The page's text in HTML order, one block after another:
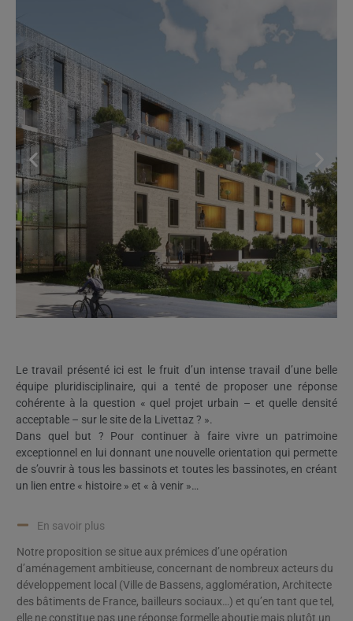
Le travail présenté ici est le fruit d’un intense travail d’une belle
équipe pluridisciplinaire, qui a tenté de proposer une réponse
cohérente à la question « quel projet urbain – et quelle densité
acceptable – sur le site de la Livettaz ? ».
Dans quel but ? Pour continuer à faire vivre un patrimoine
exceptionnel en lui donnant une nouvelle orientation qui permette
de s’ouvrir à tous les bassinots et toutes les bassinotes, en créant
un lien entre « histoire » et « à venir »…
En savoir plus
Notre proposition se situe aux prémices d’une opération
d’aménagement ambitieuse, concernant de nombreux acteurs du
développement local (Ville de Bassens, agglomération, Architecte
des bâtiments de France, bailleurs sociaux…) et qu’en tant que tel,
elle ne constitue pas une réponse formelle aboutie mais plutôt un